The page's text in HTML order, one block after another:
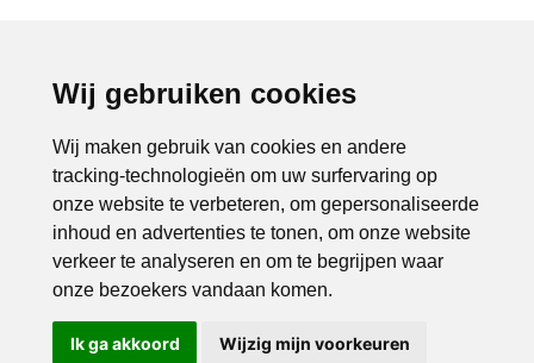
Wij gebruiken cookies
Wij maken gebruik van cookies en andere
tracking-technologieën om uw surfervaring op
onze website te verbeteren, om gepersonaliseerde
inhoud en advertenties te tonen, om onze website
verkeer te analyseren en om te begrijpen waar
onze bezoekers vandaan komen.
Ik ga akkoord Wijzig mijn voorkeuren